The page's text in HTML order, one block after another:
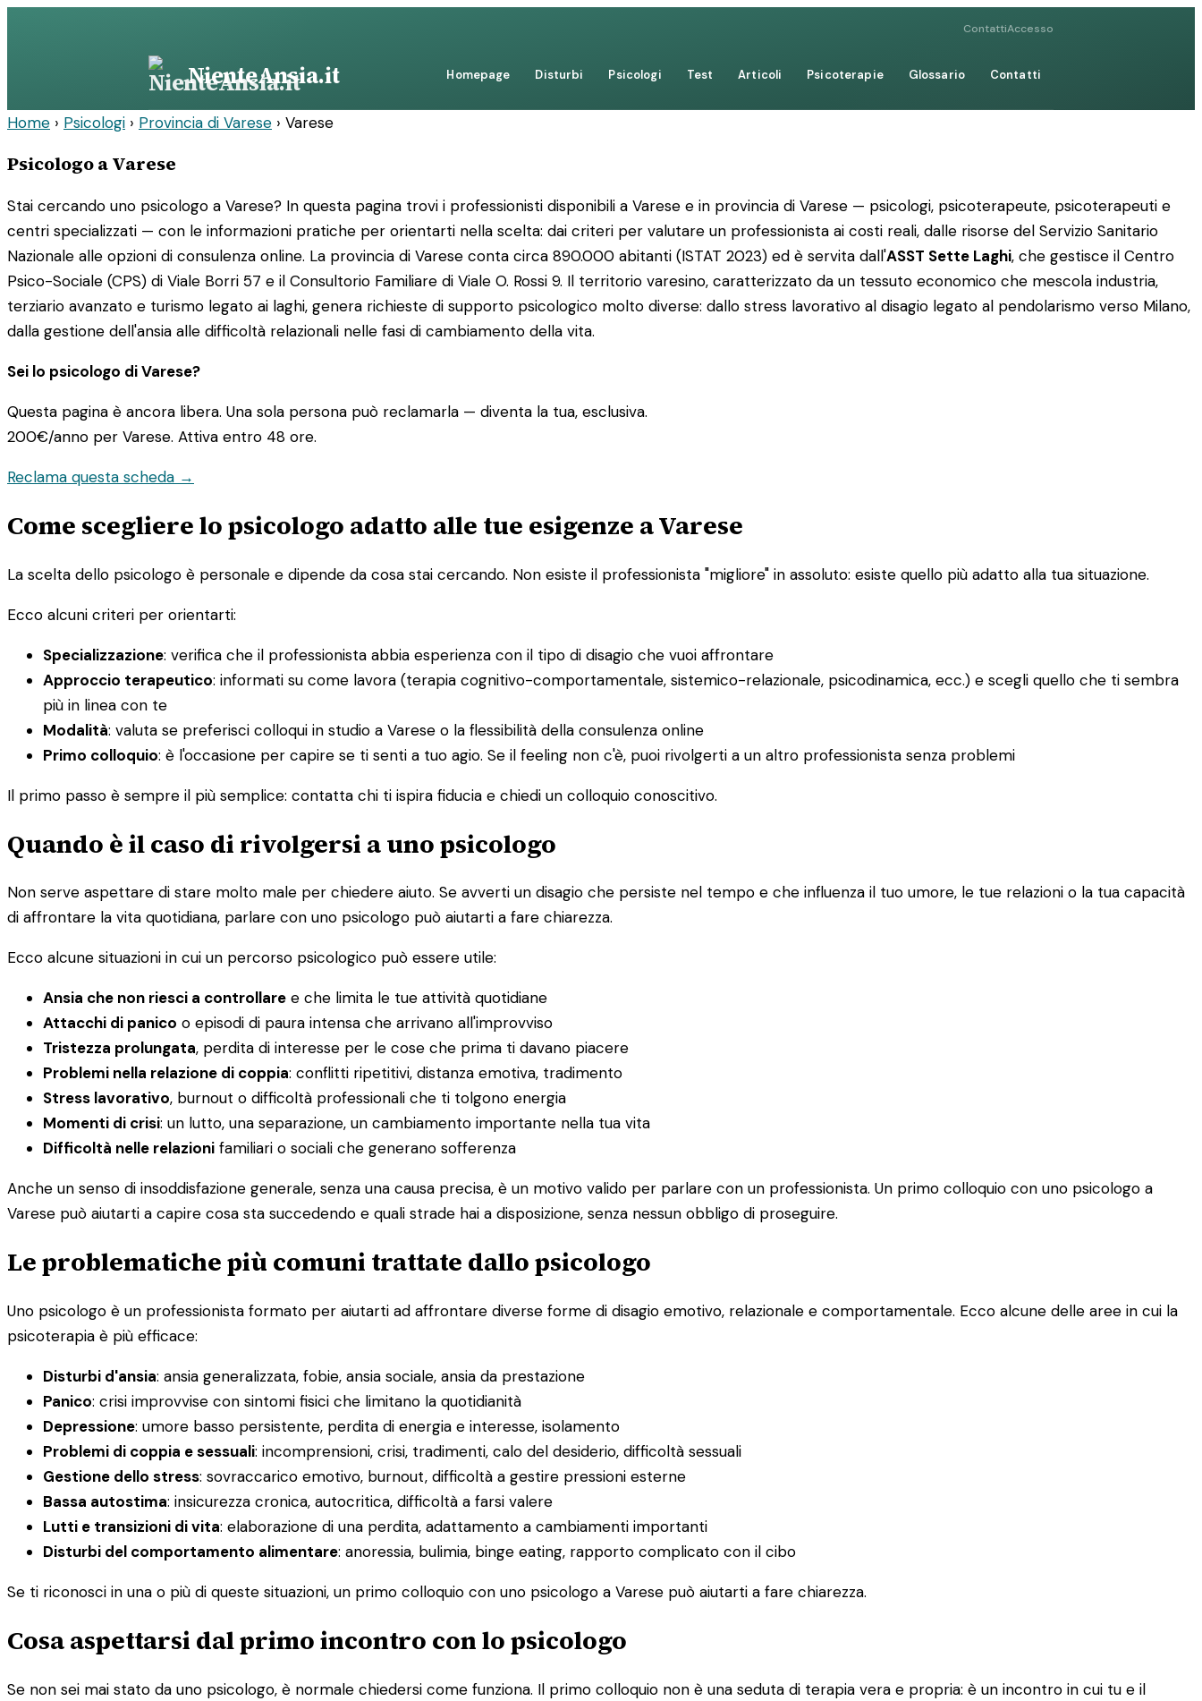
ContattiAccesso
NienteAnsia.it Homepage Disturbi Psicologi Test Articoli Psicoterapie Glossario Contatti
Home › Psicologi › Provincia di Varese › Varese
Psicologo a Varese
Stai cercando uno psicologo a Varese? In questa pagina trovi i professionisti disponibili a Varese e in provincia di Varese — psicologi, psicoterapeute, psicoterapeuti e
centri specializzati — con le informazioni pratiche per orientarti nella scelta: dai criteri per valutare un professionista ai costi reali, dalle risorse del Servizio Sanitario
Nazionale alle opzioni di consulenza online. La provincia di Varese conta circa 890.000 abitanti (ISTAT 2023) ed è servita dall'ASST Sette Laghi, che gestisce il Centro
Psico-Sociale (CPS) di Viale Borri 57 e il Consultorio Familiare di Viale O. Rossi 9. Il territorio varesino, caratterizzato da un tessuto economico che mescola industria,
terziario avanzato e turismo legato ai laghi, genera richieste di supporto psicologico molto diverse: dallo stress lavorativo al disagio legato al pendolarismo verso Milano,
dalla gestione dell'ansia alle difficoltà relazionali nelle fasi di cambiamento della vita.
Sei lo psicologo di Varese?
Questa pagina è ancora libera. Una sola persona può reclamarla — diventa la tua, esclusiva.
200€/anno per Varese. Attiva entro 48 ore.
Reclama questa scheda →
Come scegliere lo psicologo adatto alle tue esigenze a Varese
La scelta dello psicologo è personale e dipende da cosa stai cercando. Non esiste il professionista "migliore" in assoluto: esiste quello più adatto alla tua situazione.
Ecco alcuni criteri per orientarti:
Specializzazione: verifica che il professionista abbia esperienza con il tipo di disagio che vuoi affrontare
Approccio terapeutico: informati su come lavora (terapia cognitivo-comportamentale, sistemico-relazionale, psicodinamica, ecc.) e scegli quello che ti sembra
più in linea con te
Modalità: valuta se preferisci colloqui in studio a Varese o la flessibilità della consulenza online
Primo colloquio: è l'occasione per capire se ti senti a tuo agio. Se il feeling non c'è, puoi rivolgerti a un altro professionista senza problemi
Il primo passo è sempre il più semplice: contatta chi ti ispira fiducia e chiedi un colloquio conoscitivo.
Quando è il caso di rivolgersi a uno psicologo
Non serve aspettare di stare molto male per chiedere aiuto. Se avverti un disagio che persiste nel tempo e che influenza il tuo umore, le tue relazioni o la tua capacità
di affrontare la vita quotidiana, parlare con uno psicologo può aiutarti a fare chiarezza.
Ecco alcune situazioni in cui un percorso psicologico può essere utile:
Ansia che non riesci a controllare e che limita le tue attività quotidiane
Attacchi di panico o episodi di paura intensa che arrivano all'improvviso
Tristezza prolungata, perdita di interesse per le cose che prima ti davano piacere
Problemi nella relazione di coppia: conflitti ripetitivi, distanza emotiva, tradimento
Stress lavorativo, burnout o difficoltà professionali che ti tolgono energia
Momenti di crisi: un lutto, una separazione, un cambiamento importante nella tua vita
Difficoltà nelle relazioni familiari o sociali che generano sofferenza
Anche un senso di insoddisfazione generale, senza una causa precisa, è un motivo valido per parlare con un professionista. Un primo colloquio con uno psicologo a
Varese può aiutarti a capire cosa sta succedendo e quali strade hai a disposizione, senza nessun obbligo di proseguire.
Le problematiche più comuni trattate dallo psicologo
Uno psicologo è un professionista formato per aiutarti ad affrontare diverse forme di disagio emotivo, relazionale e comportamentale. Ecco alcune delle aree in cui la
psicoterapia è più efficace:
Disturbi d'ansia: ansia generalizzata, fobie, ansia sociale, ansia da prestazione
Panico: crisi improvvise con sintomi fisici che limitano la quotidianità
Depressione: umore basso persistente, perdita di energia e interesse, isolamento
Problemi di coppia e sessuali: incomprensioni, crisi, tradimenti, calo del desiderio, difficoltà sessuali
Gestione dello stress: sovraccarico emotivo, burnout, difficoltà a gestire pressioni esterne
Bassa autostima: insicurezza cronica, autocritica, difficoltà a farsi valere
Lutti e transizioni di vita: elaborazione di una perdita, adattamento a cambiamenti importanti
Disturbi del comportamento alimentare: anoressia, bulimia, binge eating, rapporto complicato con il cibo
Se ti riconosci in una o più di queste situazioni, un primo colloquio con uno psicologo a Varese può aiutarti a fare chiarezza.
Cosa aspettarsi dal primo incontro con lo psicologo
Se non sei mai stato da uno psicologo, è normale chiedersi come funziona. Il primo colloquio non è una seduta di terapia vera e propria: è un incontro in cui tu e il